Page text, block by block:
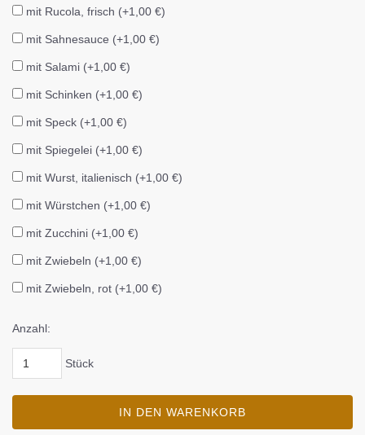
mit Rucola, frisch (+1,00 €)
mit Sahnesauce (+1,00 €)
mit Salami (+1,00 €)
mit Schinken (+1,00 €)
mit Speck (+1,00 €)
mit Spiegelei (+1,00 €)
mit Wurst, italienisch (+1,00 €)
mit Würstchen (+1,00 €)
mit Zucchini (+1,00 €)
mit Zwiebeln (+1,00 €)
mit Zwiebeln, rot (+1,00 €)
Anzahl:
Stück
IN DEN WARENKORB